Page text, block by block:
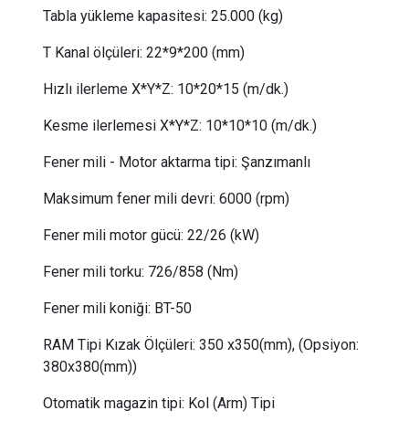
Tabla yükleme kapasitesi: 25.000 (kg)
T Kanal ölçüleri: 22*9*200 (mm)
Hızlı ilerleme X*Y*Z: 10*20*15 (m/dk.)
Kesme ilerlemesi X*Y*Z: 10*10*10 (m/dk.)
Fener mili - Motor aktarma tipi: Şanzımanlı
Maksimum fener mili devri: 6000 (rpm)
Fener mili motor gücü: 22/26 (kW)
Fener mili torku: 726/858 (Nm)
Fener mili koniği: BT-50
RAM Tipi Kızak Ölçüleri: 350 x350(mm), (Opsiyon:
380x380(mm))
Otomatik magazin tipi: Kol (Arm) Tipi